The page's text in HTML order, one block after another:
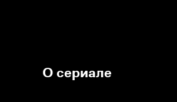
О сериале